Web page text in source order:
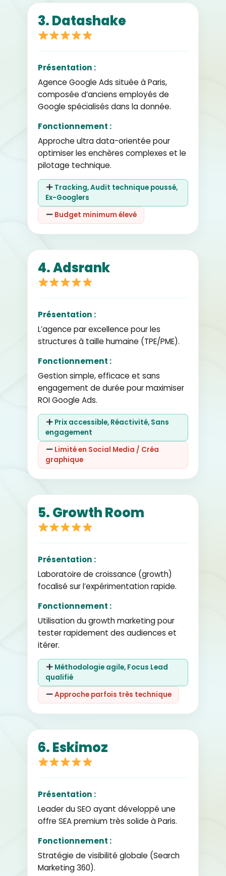
3. Datashake
Présentation :
Agence Google Ads située à Paris,
composée d’anciens employés de
Google spécialisés dans la donnée.
Fonctionnement :
Approche ultra data-orientée pour
optimiser les enchères complexes et le
pilotage technique.
Tracking, Audit technique poussé,
Ex-Googlers
Budget minimum élevé
4. Adsrank
Présentation :
L’agence par excellence pour les
structures à taille humaine (TPE/PME).
Fonctionnement :
Gestion simple, efficace et sans
engagement de durée pour maximiser
ROI Google Ads.
Prix accessible, Réactivité, Sans
engagement
Limité en Social Media / Créa
graphique
5. Growth Room
Présentation :
Laboratoire de croissance (growth)
focalisé sur l’expérimentation rapide.
Fonctionnement :
Utilisation du growth marketing pour
tester rapidement des audiences et
itérer.
Méthodologie agile, Focus Lead
qualifié
Approche parfois très technique
6. Eskimoz
Présentation :
Leader du SEO ayant développé une
offre SEA premium très solide à Paris.
Fonctionnement :
Stratégie de visibilité globale (Search
Marketing 360).